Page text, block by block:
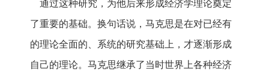
通过这种研究，为他后来形成经济学理论奠定
了重要的基础。换句话说，马克思是在对已经有
的理论全面的、系统的研究基础上，才逐渐形成
自己的理论。马克思继承了当时世界上各种经济